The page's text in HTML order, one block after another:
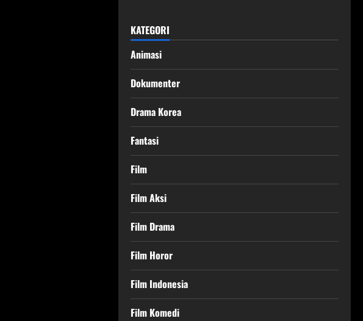
KATEGORI
Animasi
Dokumenter
Drama Korea
Fantasi
Film
Film Aksi
Film Drama
Film Horor
Film Indonesia
Film Komedi